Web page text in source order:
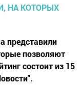
представили
позволяют
состоит из 15